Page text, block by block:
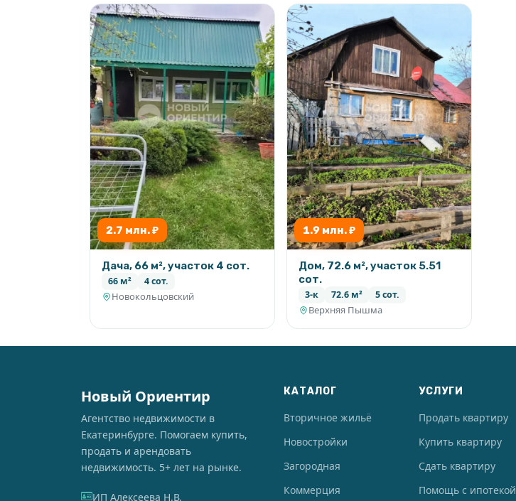
2.7 млн. ₽
Дача, 66 м², участок 4 сот.
66 м² 4 сот.
Новокольцовский
1.9 млн. ₽
Дом, 72.6 м², участок 5.51
сот.
3-к 72.6 м² 5 сот.
Верхняя Пышма
Новый Ориентир
Агентство недвижимости в
Екатеринбурге. Помогаем купить,
продать и арендовать
недвижимость. 5+ лет на рынке.
ИП Алексеева Н.В.
КАТАЛОГ
Вторичное жильё
Новостройки
Загородная
Коммерция
УСЛУГИ
Продать квартиру
Купить квартиру
Сдать квартиру
Помощь с ипотекой